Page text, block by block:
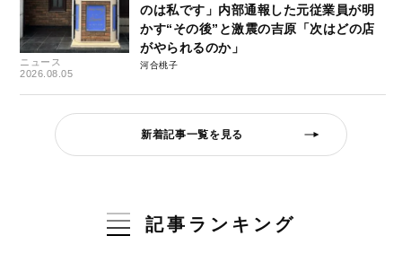
ニュース
2026.08.05
のは私です」内部通報した元従業員が明
かす“その後”と激震の吉原「次はどの店
がやられるのか」
河合桃子
新着記事一覧を見る
記事ランキング